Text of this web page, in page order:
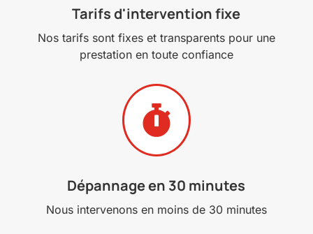
Tarifs d'intervention fixe
Nos tarifs sont fixes et transparents pour une
prestation en toute confiance

Dépannage en 30 minutes
Nous intervenons en moins de 30 minutes